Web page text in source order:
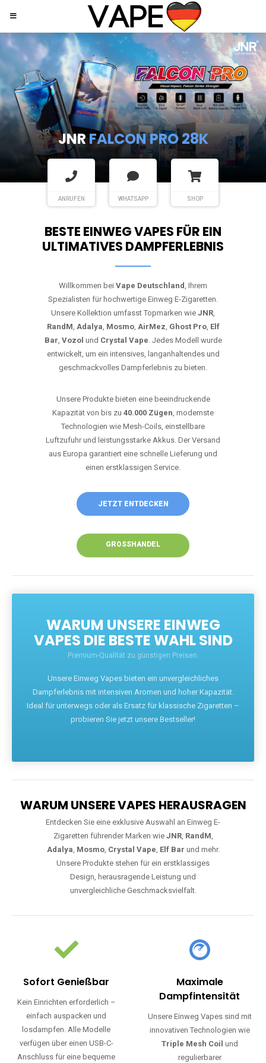
JNRSHISHA HOOKAH MAX
ANRUFEN WHATSAPP SHOP
BESTE EINWEG VAPES FÜR EIN
ULTIMATIVES DAMPFERLEBNIS
Willkommen bei Vape Deutschland, Ihrem
Spezialisten für hochwertige Einweg E-Zigaretten.
Unsere Kollektion umfasst Topmarken wie JNR,
RandM, Adalya, Mosmo, AirMez, Ghost Pro, Elf
Bar, Vozol und Crystal Vape. Jedes Modell wurde
entwickelt, um ein intensives, langanhaltendes und
geschmackvolles Dampferlebnis zu bieten.
Unsere Produkte bieten eine beeindruckende
Kapazität von bis zu 40.000 Zügen, modernste
Technologien wie Mesh-Coils, einstellbare
Luftzufuhr und leistungsstarke Akkus. Der Versand
aus Europa garantiert eine schnelle Lieferung und
einen erstklassigen Service.
JETZT ENTDECKEN
GROSSHANDEL
WARUM UNSERE EINWEG
VAPES DIE BESTE WAHL SIND
Premium-Qualität zu günstigen Preisen.
Unsere Einweg Vapes bieten ein unvergleichliches
Dampferlebnis mit intensiven Aromen und hoher Kapazität.
Ideal für unterwegs oder als Ersatz für klassische Zigaretten –
probieren Sie jetzt unsere Bestseller!
WARUM UNSERE VAPES HERAUSRAGEN
Entdecken Sie eine exklusive Auswahl an Einweg E-
Zigaretten führender Marken wie JNR, RandM,
Adalya, Mosmo, Crystal Vape, Elf Bar und mehr.
Unsere Produkte stehen für ein erstklassiges
Design, herausragende Leistung und
unvergleichliche Geschmacksvielfalt.
Sofort Genießbar
Kein Einrichten erforderlich –
einfach auspacken und
losdampfen. Alle Modelle
verfügen über einen USB-C-
Anschluss für eine bequeme
Maximale
Dampfintensität
Unsere Einweg Vapes sind mit
innovativen Technologien wie
Triple Mesh Coil und
regulierbarer